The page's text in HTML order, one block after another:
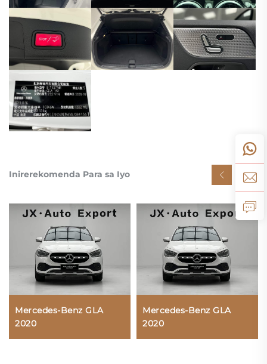
Inirerekomenda Para sa Iyo
Mercedes-Benz GLA
2020
Mercedes-Benz GLA
2020